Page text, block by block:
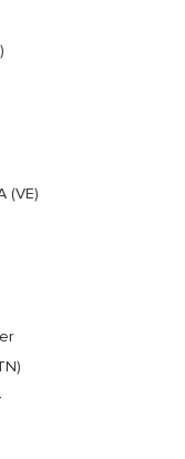
(VE)